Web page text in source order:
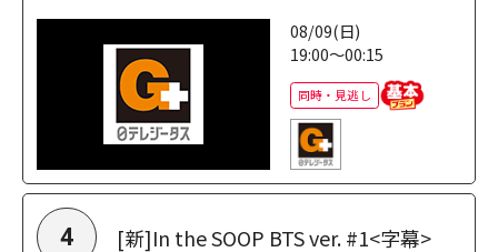
08/09(日)
19:00～00:15
同時・見逃し
4 [新]In the SOOP BTS ver. #1<字幕>